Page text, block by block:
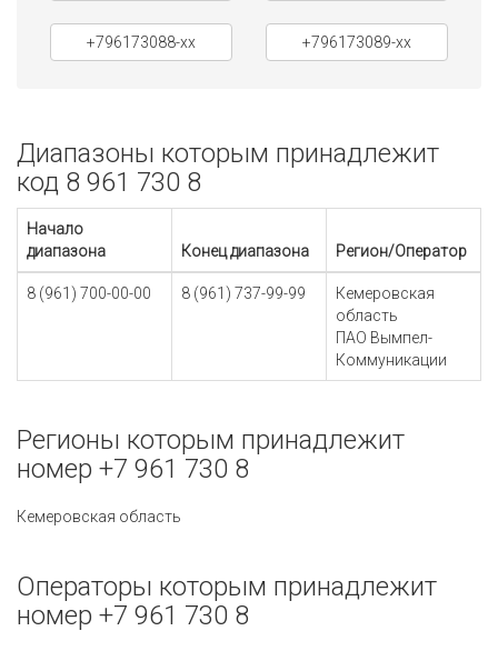
+796173088-xx +796173089-xx
Диапазоны которым принадлежит
код 8 961 730 8
Начало
диапазона
Конец диапазона Регион/Оператор
8 (961) 700-00-00 8 (961) 737-99-99
Кемеровская
область
ПАО Вымпел-
Коммуникации
Регионы которым принадлежит
номер +7 961 730 8
Кемеровская область
Операторы которым принадлежит
номер +7 961 730 8